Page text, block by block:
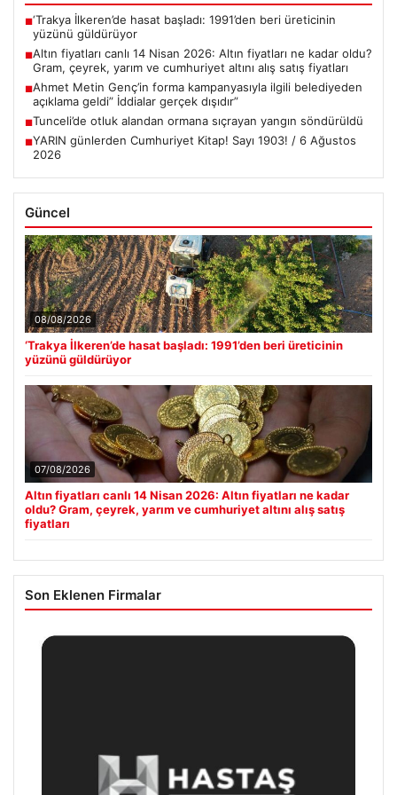
■‘Trakya İlkeren’de hasat başladı: 1991’den beri üreticinin
yüzünü güldürüyor
■Altın fiyatları canlı 14 Nisan 2026: Altın fiyatları ne kadar oldu?
Gram, çeyrek, yarım ve cumhuriyet altını alış satış fiyatları
■Ahmet Metin Genç’in forma kampanyasıyla ilgili belediyeden
açıklama geldi” İddialar gerçek dışıdır”
■Tunceli’de otluk alandan ormana sıçrayan yangın söndürüldü
■YARIN günlerden Cumhuriyet Kitap! Sayı 1903! / 6 Ağustos
2026
Güncel
08/08/2026
‘Trakya İlkeren’de hasat başladı: 1991’den beri üreticinin
yüzünü güldürüyor
07/08/2026
Altın fiyatları canlı 14 Nisan 2026: Altın fiyatları ne kadar
oldu? Gram, çeyrek, yarım ve cumhuriyet altını alış satış
fiyatları
Son Eklenen Firmalar